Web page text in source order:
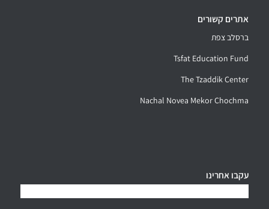
אתרים קשורים
ברסלב צפת
Tsfat Education Fund
The Tzaddik Center
Nachal Novea Mekor Chochma
עקבו אחרינו